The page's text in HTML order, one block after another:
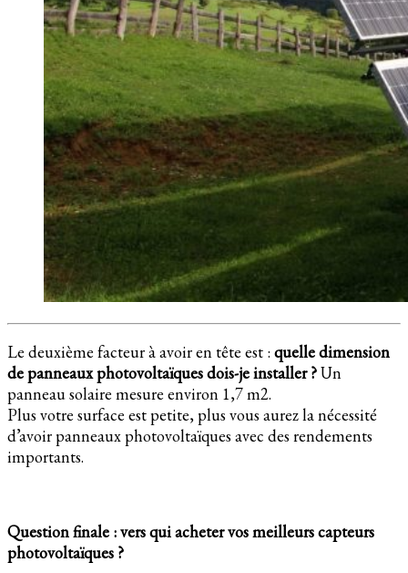
Le deuxième facteur à avoir en tête est : quelle dimension
de panneaux photovoltaïques dois-je installer ?Un
panneau solaire mesure environ 1,7 m2.
Plus votre surface est petite, plus vous aurez la nécessité
d’avoir panneaux photovoltaïques avec des rendements
importants.
Question finale : vers qui acheter vos meilleurs capteurs
photovoltaïques ?